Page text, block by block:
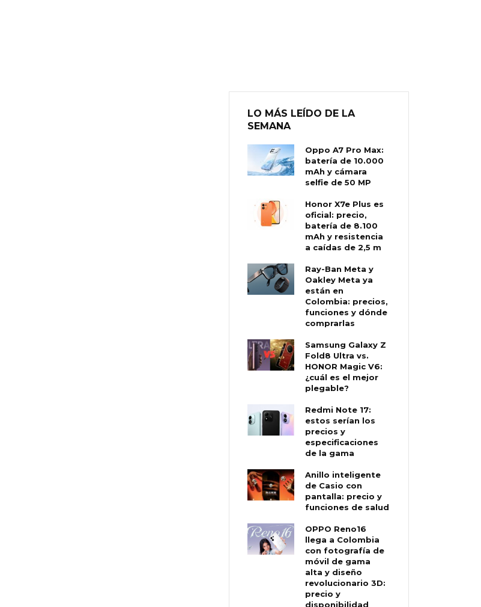
LO MÁS LEÍDO DE LA
SEMANA
Oppo A7 Pro Max:
batería de 10.000
mAh y cámara
selfie de 50 MP
Honor X7e Plus es
oficial: precio,
batería de 8.100
mAh y resistencia
a caídas de 2,5 m
Ray-Ban Meta y
Oakley Meta ya
están en
Colombia: precios,
funciones y dónde
comprarlas
Samsung Galaxy Z
Fold8 Ultra vs.
HONOR Magic V6:
¿cuál es el mejor
plegable?
Redmi Note 17:
estos serían los
precios y
especificaciones
de la gama
Anillo inteligente
de Casio con
pantalla: precio y
funciones de salud
OPPO Reno16
llega a Colombia
con fotografía de
móvil de gama
alta y diseño
revolucionario 3D:
precio y
disponibilidad